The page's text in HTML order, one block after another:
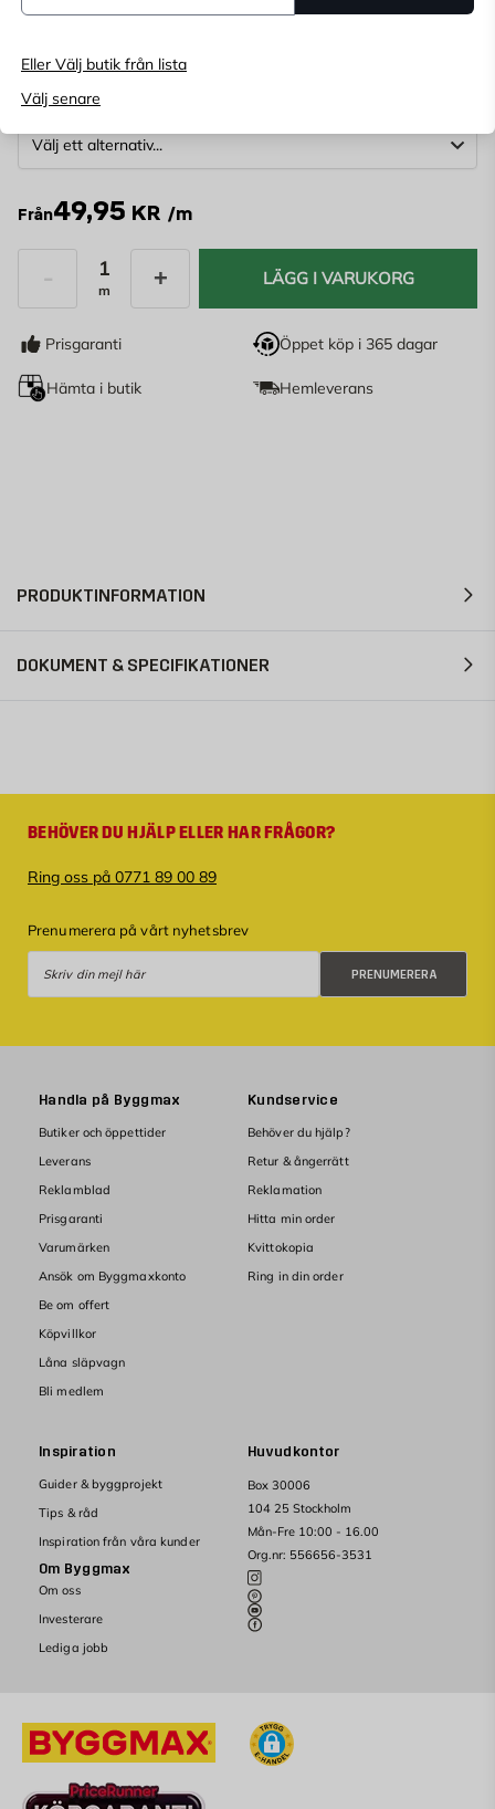
Eller Välj butik från lista
Välj senare
Storlek:
Från49,95 KR /m
m
LÄGG I VARUKORG
Prisgaranti Öppet köp i 365 dagar
Hämta i butik Hemleverans
PRODUKTINFORMATION
DOKUMENT & SPECIFIKATIONER
BEHÖVER DU HJÄLP ELLER HAR FRÅGOR?
Ring oss på 0771 89 00 89
Prenumerera på vårt nyhetsbrev
PRENUMERERA
Huvudkontor
Box 30006
104 25 Stockholm
Mån-Fre 10:00 - 16.00
Org.nr: 556656-3531
Handla på Byggmax
Butiker och öppettider
Leverans
Reklamblad
Prisgaranti
Varumärken
Ansök om Byggmaxkonto
Be om offert
Köpvillkor
Låna släpvagn
Bli medlem
Kundservice
Behöver du hjälp?
Retur & ångerrätt
Reklamation
Hitta min order
Kvittokopia
Ring in din order
Inspiration
Guider & byggprojekt
Tips & råd
Inspiration från våra kunder
Om Byggmax
Om oss
Investerare
Lediga jobb